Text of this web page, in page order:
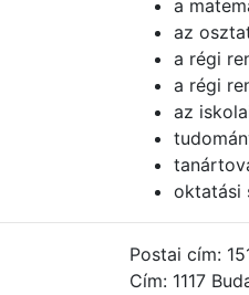
a
az
a régi
a régi
az
oktatási
Postai cím:
Cím: 1117